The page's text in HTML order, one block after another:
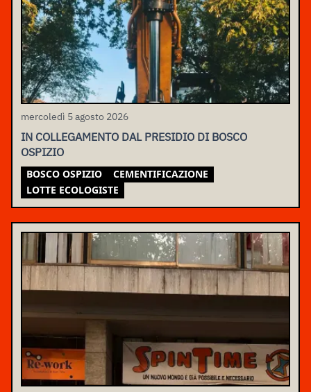
mercoledì 5 agosto 2026
IN COLLEGAMENTO DAL PRESIDIO DI BOSCO
OSPIZIO
BOSCO OSPIZIO
CEMENTIFICAZIONE
LOTTE ECOLOGISTE